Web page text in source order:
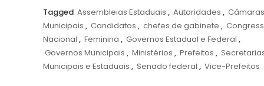
Tagged Assembleias Estaduais , Autoridades , Câmaras
Municipais , Candidatos , chefes de gabinete ,
Nacional , Feminina , Governos Estadual e Federal ,
Governos Municipais , Ministérios , Prefeitos ,
Municipais e Estaduais , Senado federal , Vice-Prefeitos